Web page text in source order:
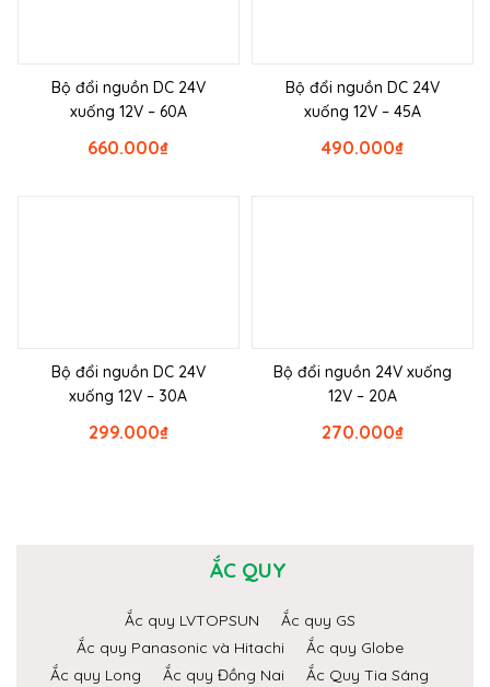
Bộ đổi nguồn DC 24V
xuống 12V – 60A
₫
660.000
Bộ đổi nguồn DC 24V
xuống 12V – 45A
₫
490.000
Bộ đổi nguồn DC 24V
xuống 12V – 30A
₫
299.000
Bộ đổi nguồn 24V xuống
12V – 20A
₫
270.000
ẮC QUY
Ắc quy LVTOPSUN
Ắc quy GS
Ắc quy Panasonic và Hitachi
Ắc quy Globe
Ắc quy Long
Ắc quy Đồng Nai
Ắc Quy Tia Sáng